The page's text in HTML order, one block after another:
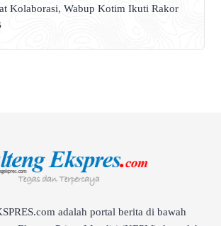
Kolaborasi, Wabup Kotim Ikuti Rakor
adalah portal berita di bawah